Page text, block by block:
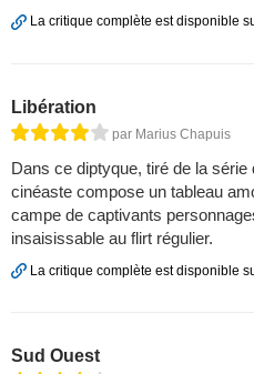
La critique complète est disponible
Libération
par Marius Chapuis
Dans ce diptyque, tiré de la série
cinéaste compose un tableau
campe de captivants
insaisissable au flirt régulier.
La critique complète est disponible
Sud Ouest